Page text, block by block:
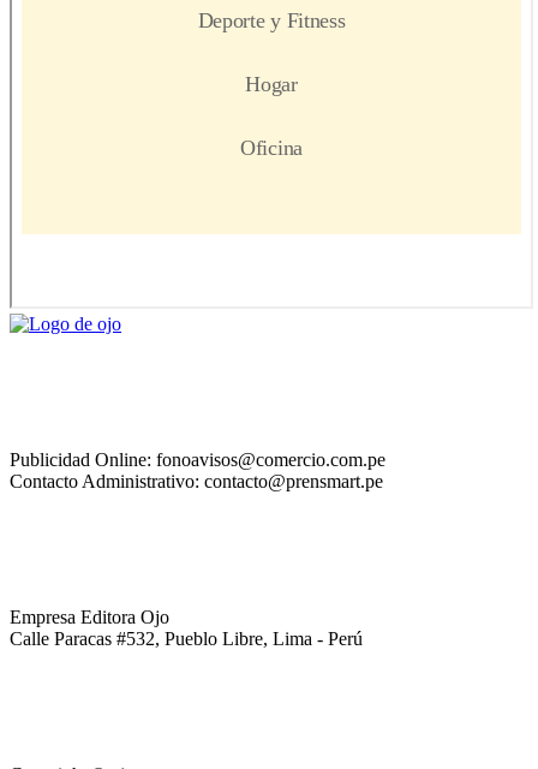
Publicidad Online: fonoavisos@comercio.com.pe
Contacto Administrativo: contacto@prensmart.pe
Empresa Editora Ojo
Calle Paracas #532, Pueblo Libre, Lima - Perú